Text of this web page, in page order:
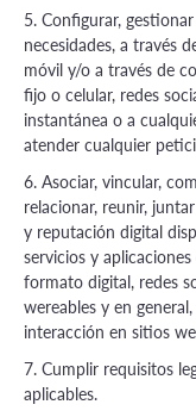
5. Configurar,
necesidades, a través
móvil y/o a través de
fijo o celular, redes
instantánea o a
atender cualquier
6. Asociar, vincular,
relacionar, reunir,
y reputación digital
servicios y
formato digital, redes
wereables y en
interacción en sitios
7. Cumplir requisitos
aplicables.